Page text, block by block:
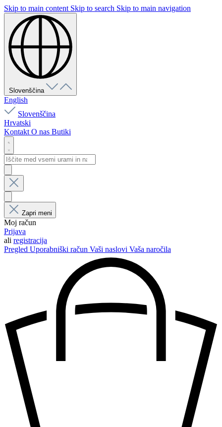
Skip to main content Skip to search Skip to main navigation
Slovenščina
English
Slovenščina
Hrvatski
Kontakt O nas Butiki
Zapri meni
Moj račun
Prijava
ali registracija
Pregled Uporabniški račun Vaši naslovi Vaša naročila